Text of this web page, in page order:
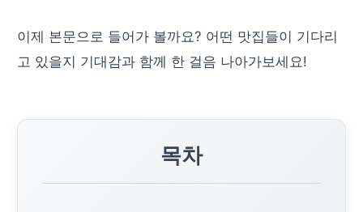
이제 본문으로 들어가 볼까요? 어떤 맛집들이 기다리
고 있을지 기대감과 함께 한 걸음 나아가보세요!
목차